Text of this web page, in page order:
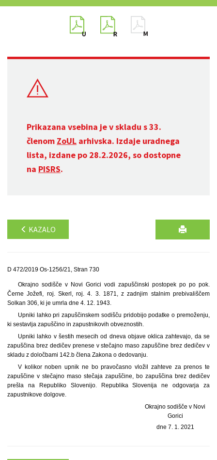
Prikazana vsebina je v skladu s 33.
členom ZoUL arhivska. Izdaje uradnega
lista, izdane po 28.2.2026, so dostopne
na PISRS.
KAZALO
D 472/2019 Os-1256/21, Stran 730
Okrajno sodišče v Novi Gorici vodi zapuščinski postopek po po pok.
Černe Jožefi, roj. Skerl, roj. 4. 3. 1871, z zadnjim stalnim prebivališčem
Solkan 306, ki je umrla dne 4. 12. 1943.
Upniki lahko pri zapuščinskem sodišču pridobijo podatke o premoženju,
ki sestavlja zapuščino in zapustnikovih obveznostih.
Upniki lahko v šestih mesecih od dneva objave oklica zahtevajo, da se
zapuščina brez dedičev prenese v stečajno maso zapuščine brez dedičev v
skladu z določbami 142.b člena Zakona o dedovanju.
V kolikor noben upnik ne bo pravočasno vložil zahteve za prenos te
zapuščine v stečajno maso stečaja zapuščine, bo zapuščina brez dedičev
prešla na Republiko Slovenijo. Republika Slovenija ne odgovarja za
zapustnikove dolgove.
Okrajno sodišče v Novi
Gorici
dne 7. 1. 2021